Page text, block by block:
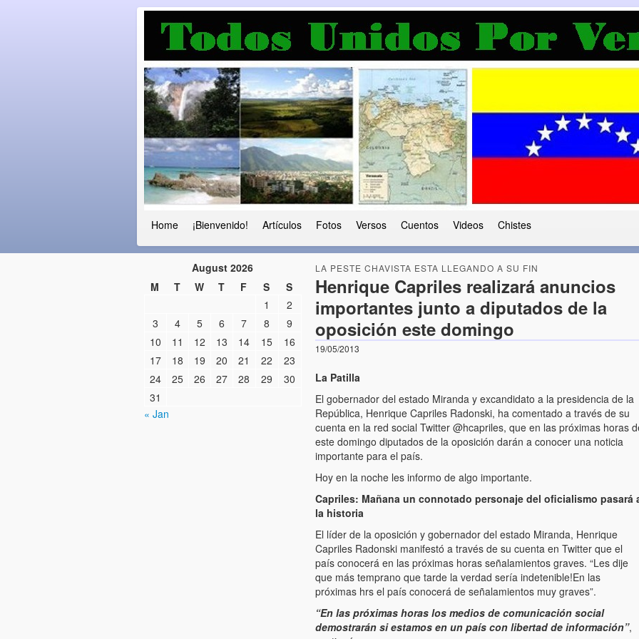
Luchando por la Democracia
Fuera el chavismo, la peor peste que le ha caido a esta tierra
Home ¡Bienvenido! Artículos Fotos Versos Cuentos Videos Chistes
LA PESTE CHAVISTA ESTA LLEGANDO A SU FIN
Henrique Capriles realizará anuncios
importantes junto a diputados de la
oposición este domingo
19/05/2013
La Patilla
El gobernador del estado Miranda y excandidato a la presidencia de la
República, Henrique Capriles Radonski, ha comentado a través de su
cuenta en la red social Twitter @hcapriles, que en las próximas horas
este domingo diputados de la oposición darán a conocer una noticia
importante para el país.
Hoy en la noche les informo de algo importante.
Capriles: Mañana un connotado personaje del oficialismo pasará
la historia
El líder de la oposición y gobernador del estado Miranda, Henrique
Capriles Radonski manifestó a través de su cuenta en Twitter que el
país conocerá en las próximas horas señalamientos graves. “Les dije
que más temprano que tarde la verdad sería indetenible!En las
próximas hrs el país conocerá de señalamientos muy graves”.
“En las próximas horas los medios de comunicación social
demostrarán si estamos en un país con libertad de información”,
August 2026
M
T W T F S
S
1
2
3
4 5 6 7 8
9
10
11 12 13 14 15
16
17
18 19 20 21 22
23
24
25 26 27 28 29
30
31
« Jan